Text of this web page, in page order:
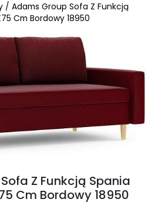
/ Adams Group Sofa Z Funkcją
Cm Bordowy 18950
Z Funkcją Spania
Cm Bordowy 18950